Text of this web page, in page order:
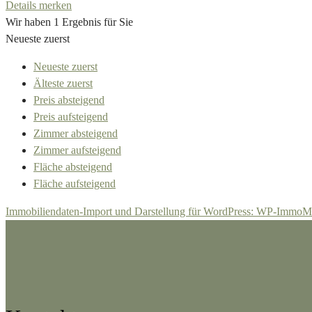
Details merken
Wir haben 1 Ergebnis für Sie
Neueste zuerst
Neueste zuerst
Älteste zuerst
Preis absteigend
Preis aufsteigend
Zimmer absteigend
Zimmer aufsteigend
Fläche absteigend
Fläche aufsteigend
Immobiliendaten-Import und Darstellung für WordPress: WP-